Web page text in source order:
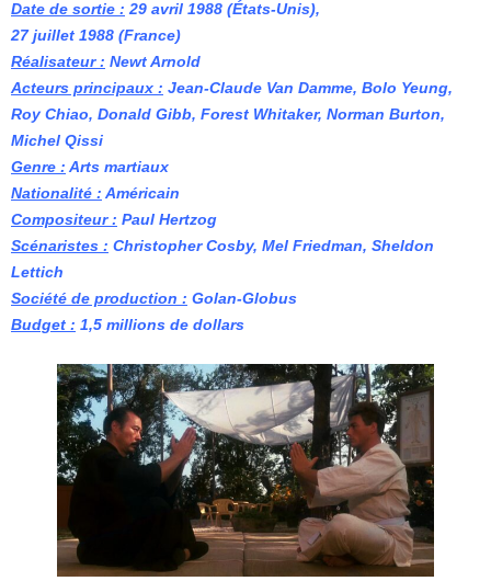
Date de sortie : 29 avril 1988 (États-Unis),
27 juillet 1988 (France)
Réalisateur : Newt Arnold
Acteurs principaux : Jean-Claude Van Damme, Bolo Yeung,
Roy Chiao, Donald Gibb, Forest Whitaker, Norman Burton,
Michel Qissi
Genre : Arts martiaux
Nationalité : Américain
Compositeur : Paul Hertzog
Scénaristes : Christopher Cosby, Mel Friedman, Sheldon
Lettich
Société de production : Golan-Globus
Budget : 1,5 millions de dollars